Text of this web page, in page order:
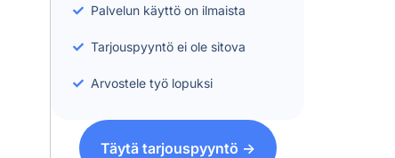
Palvelun käyttö on ilmaista
Tarjouspyyntö ei ole sitova
Arvostele työ lopuksi
Täytä tarjouspyyntö ->